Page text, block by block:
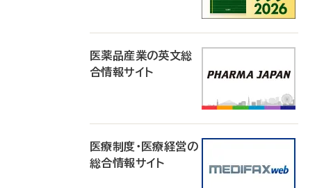
医薬品産業の英文総
合情報サイト
医療制度・医療経営の
総合情報サイト